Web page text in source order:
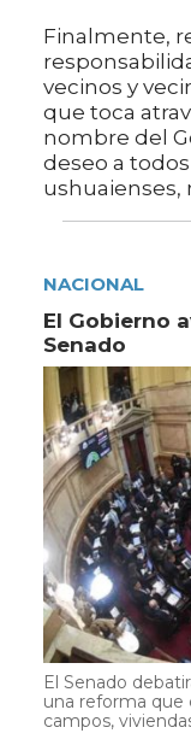
Finalmente,
vecinos y
que toca
nombre del
deseo a
ushuaienses,
NACIONAL
El Gobierno
Senado
El Senado
una reforma que
campos,